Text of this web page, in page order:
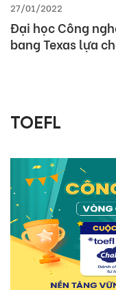
27/01/2022
Đại học Công
bang Texas lựa
TOEFL